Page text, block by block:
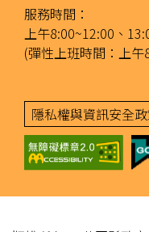
服務時間：
上午8:00~12:00、
(彈性上班時間：上午
隱私權與資訊安全